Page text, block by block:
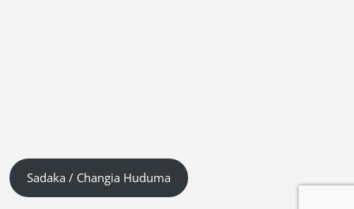
Sadaka / Changia Huduma